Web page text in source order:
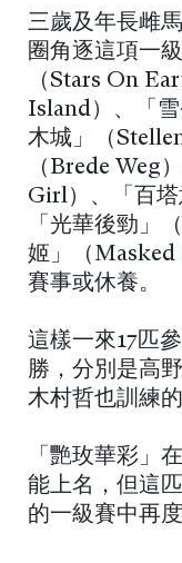
三歲及年長雌
圈角逐這項一
（Stars On
Island）、「
木城」（
（Brede Weg
Girl）、「百塔
「光華後勁」
姬」（Masked
賽事或休養。
這樣一來17匹
勝，分別是高
木村哲也訓練
「艷玫華彩」
能上名，但這
的一級賽中再度